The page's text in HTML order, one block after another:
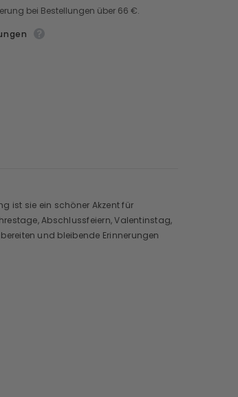
bei Bestellungen über 66 €.
ist sie ein schöner Akzent für
Abschlussfeiern, Valentinstag,
und bleibende Erinnerungen